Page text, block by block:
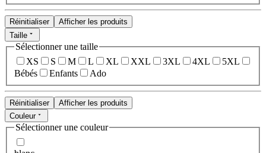
Réinitialiser
Afficher les produits
Taille
Sélectionner une taille
XS
S M L XL XXL 3XL 4XL
5XL
Bébés
Enfants Ado
Réinitialiser
Afficher les produits
Couleur
Sélectionner une couleur